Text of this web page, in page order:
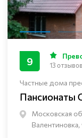
Частные дома
Пансионаты
Московская
9 13 отзывов